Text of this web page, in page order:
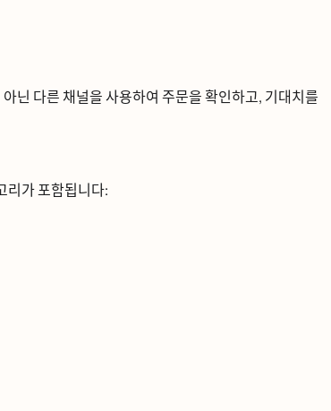
다른 채널을 사용하여 주문을 확인하고, 기대치를
포함됩니다: